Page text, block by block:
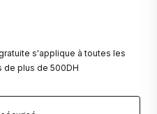
s'applique à toutes les
de plus de 500DH